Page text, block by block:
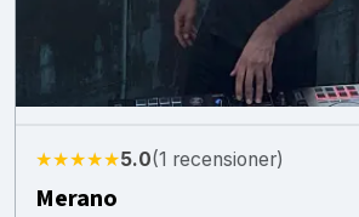
★★★★★5.0(1 recensioner)
Merano